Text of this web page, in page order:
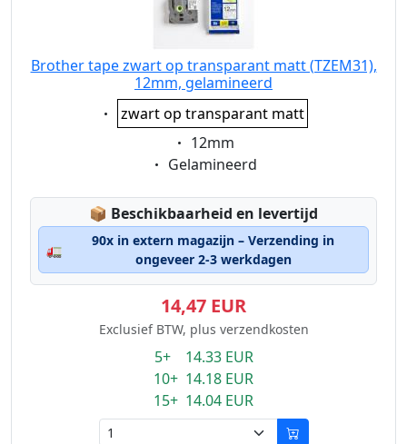
Brother tape zwart op transparant matt (TZEM31),
12mm, gelamineerd
Eigenschaft:
zwart op transparant matt
Eigenschaft:
12mm
Eigenschaft:
Gelamineerd
📦 Lagerstatus:
Beschikbaarheid en levertijd
🚛
90x in extern magazijn – Verzending in
ongeveer 2-3 werkdagen
14,47 EUR
Exclusief BTW, plus verzendkosten
5+ 14.33 EUR
10+ 14.18 EUR
15+ 14.04 EUR